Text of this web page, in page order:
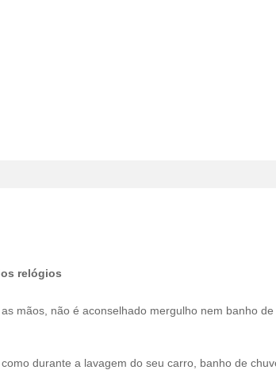
relógios
mãos, não é aconselhado mergulho nem banho de
durante a lavagem do seu carro, banho de